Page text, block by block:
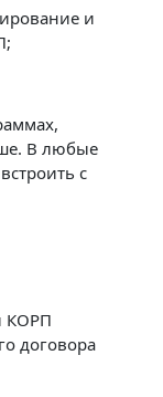
и
В любые
с
КОРП
договора